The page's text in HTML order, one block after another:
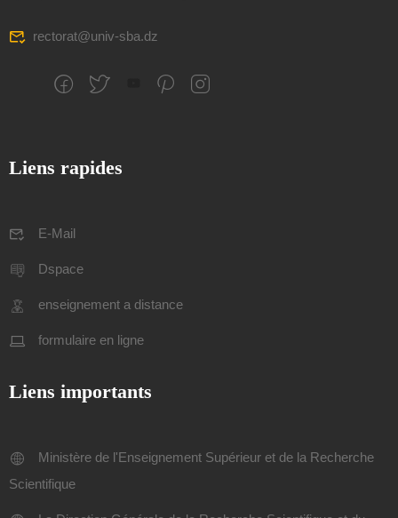
rectorat@univ-sba.dz
Liens rapides
E-Mail
Dspace
enseignement a distance
formulaire en ligne
Liens importants
Ministère de l'Enseignement Supérieur et de la Recherche
Scientifique